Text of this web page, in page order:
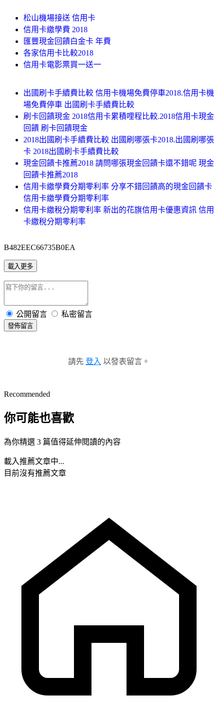
松山機場接送 信用卡
信用卡繳學費 2018
匯豐現金回饋白金卡 年費
各家信用卡比較2018
信用卡電影票買一送一
出國刷卡手續費比較 信用卡機場免費停車2018.信用卡機
場免費停車 出國刷卡手續費比較
刷卡回饋現金 2018信用卡累積哩程比較.2018信用卡現金
回饋 刷卡回饋現金
2018出國刷卡手續費比較 出國刷哪張卡2018.出國刷哪張
卡 2018出國刷卡手續費比較
現金回饋卡推薦2018 請問哪張現金回饋卡還不錯呢 現金
回饋卡推薦2018
信用卡繳學費分期零利率 分享不錯回饋高的現金回饋卡
信用卡繳學費分期零利率
信用卡繳稅分期零利率 新出的花旗信用卡優惠資訊 信用
卡繳稅分期零利率
B482EEC66735B0EA
載入更多
公開留言 私密留言
發佈留言
請先 登入 以發表留言。
Recommended
你可能也喜歡
為你精選 3 篇值得延伸閱讀的內容
載入推薦文章中...
目前沒有推薦文章